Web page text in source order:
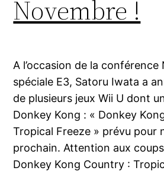
Novembre !
A l’occasion de la
spéciale E3, Satoru Iwata a
de plusieurs jeux Wii U dont
Donkey Kong : « Donkey
Tropical Freeze » prévu pour
prochain. Attention aux
Donkey Kong Country :